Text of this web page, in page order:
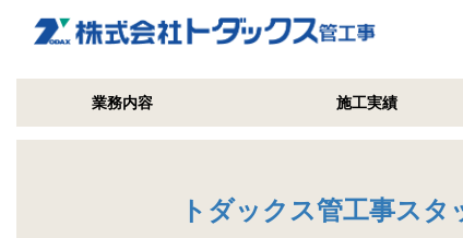
業務内容 施工実績
トダックス管工事ス